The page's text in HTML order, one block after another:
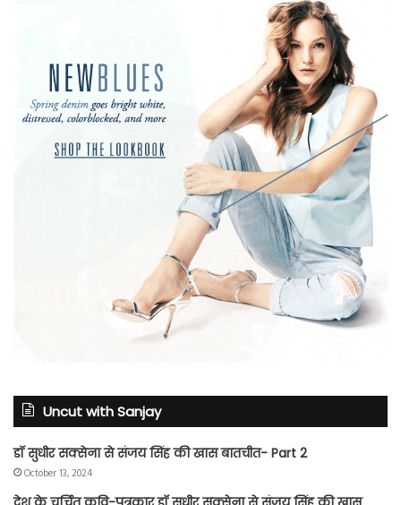
Uncut with Sanjay
डॉ सुधीर सक्सेना से संजय सिंह की खास बातचीत- Part 2
October 13, 2024